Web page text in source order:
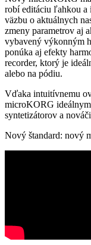
robí editáciu ľahkou a
väzbu o aktuálnych
zmeny parametrov aj
vybavený výkonným
ponúka aj efekty
recorder, ktorý je
alebo na pódiu.
Vďaka intuitívnemu
microKORG
syntetizátorov a
Nový štandard: nový